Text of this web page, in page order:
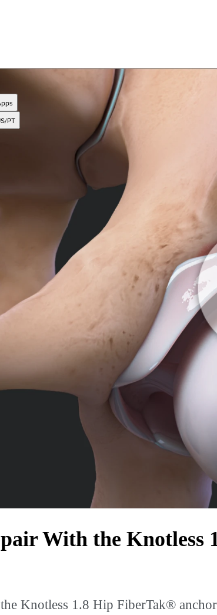
PT
chevron_right
chevron_right
With the Knotless
Knotless 1.8 Hip FiberTak®